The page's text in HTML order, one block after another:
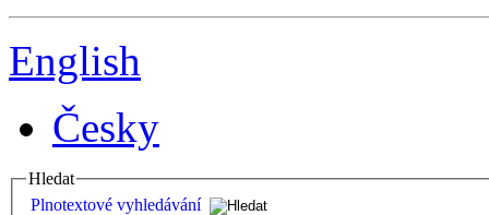
English
Česky
Hledat
Plnotextové vyhledávání